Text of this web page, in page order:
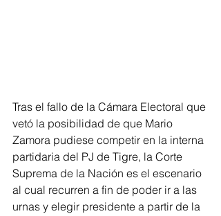
Tras el fallo de la Cámara Electoral que
vetó la posibilidad de que Mario
Zamora pudiese competir en la interna
partidaria del PJ de Tigre, la Corte
Suprema de la Nación es el escenario
al cual recurren a fin de poder ir a las
urnas y elegir presidente a partir de la